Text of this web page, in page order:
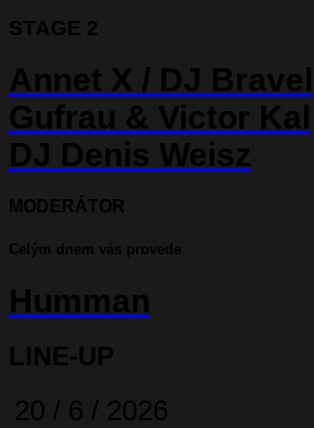
STAGE 2
Annet X DJ Bravel
Gufrau & Victor Kal
DJ Denis Weisz
MODERÁTOR
Celým dnem vás provede
Humman
LINE-UP
20 / 6 / 2026